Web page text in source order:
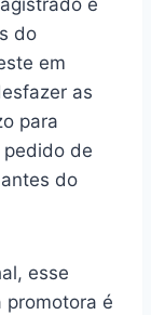
é
do
em
as
para
pedido de
do
esse
promotora é